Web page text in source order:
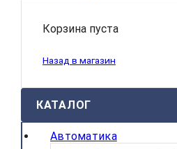
Корзина пуста
Назад в магазин
КАТАЛОГ
Автоматика